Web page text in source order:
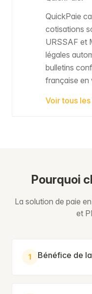
QuickPaie
cotisations
URSSAF et
légales
bulletins
française en
Voir tous
Pourquoi
La solution de paie
et
1 Bénéfice de